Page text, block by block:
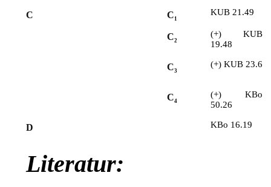
C C1
KUB 21.49
C2
(+) KUB
19.48
C3
(+) KUB 23.6
C4
(+) KBo
50.26
D KBo 16.19
Literatur: